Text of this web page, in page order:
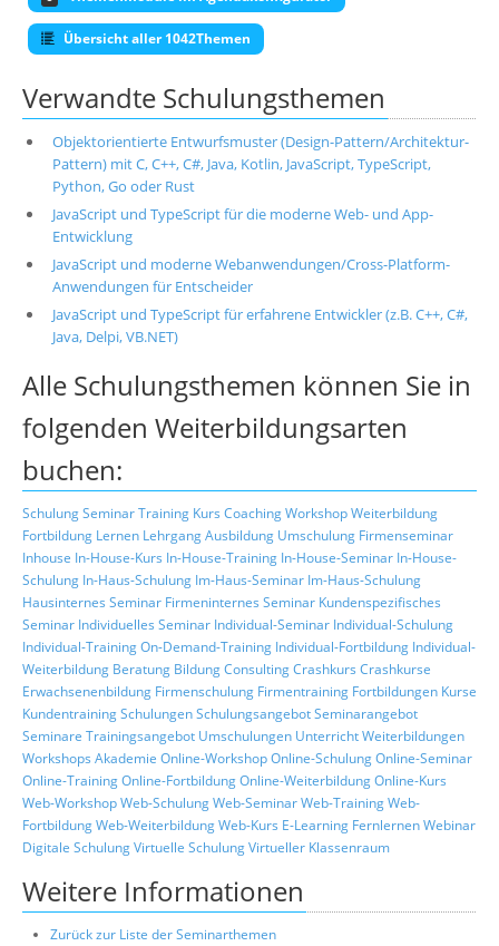
Übersicht aller 1042Themen
Verwandte Schulungsthemen
Objektorientierte Entwurfsmuster (Design-Pattern/Architektur-
Pattern) mit C, C++, C#, Java, Kotlin, JavaScript, TypeScript,
Python, Go oder Rust
JavaScript und TypeScript für die moderne Web- und App-
Entwicklung
JavaScript und moderne Webanwendungen/Cross-Platform-
Anwendungen für Entscheider
JavaScript und TypeScript für erfahrene Entwickler (z.B. C++, C#,
Java, Delpi, VB.NET)
Alle Schulungsthemen können Sie in
folgenden Weiterbildungsarten
buchen:
SchulungSeminarTraining Kurs CoachingWorkshopWeiterbildung
Fortbildung Lernen LehrgangAusbildung Umschulung Firmenseminar
Inhouse In-House-Kurs In-House-Training In-House-Seminar In-House-
Schulung In-Haus-Schulung Im-Haus-Seminar Im-Haus-Schulung
Hausinternes Seminar Firmeninternes Seminar Kundenspezifisches
Seminar Individuelles Seminar Individual-Seminar Individual-Schulung
Individual-TrainingOn-Demand-Training Individual-Fortbildung Individual-
Weiterbildung Beratung BildungConsultingCrashkurs Crashkurse
Erwachsenenbildung Firmenschulung Firmentraining Fortbildungen Kurse
KundentrainingSchulungenSchulungsangebotSeminarangebot
Seminare Trainingsangebot Umschulungen UnterrichtWeiterbildungen
Workshops Akademie Online-WorkshopOnline-SchulungOnline-Seminar
Online-TrainingOnline-FortbildungOnline-WeiterbildungOnline-Kurs
Web-WorkshopWeb-SchulungWeb-SeminarWeb-TrainingWeb-
FortbildungWeb-WeiterbildungWeb-Kurs E-Learning FernlernenWebinar
Digitale SchulungVirtuelle SchulungVirtueller Klassenraum
Weitere Informationen
Zurück zur Liste der Seminarthemen